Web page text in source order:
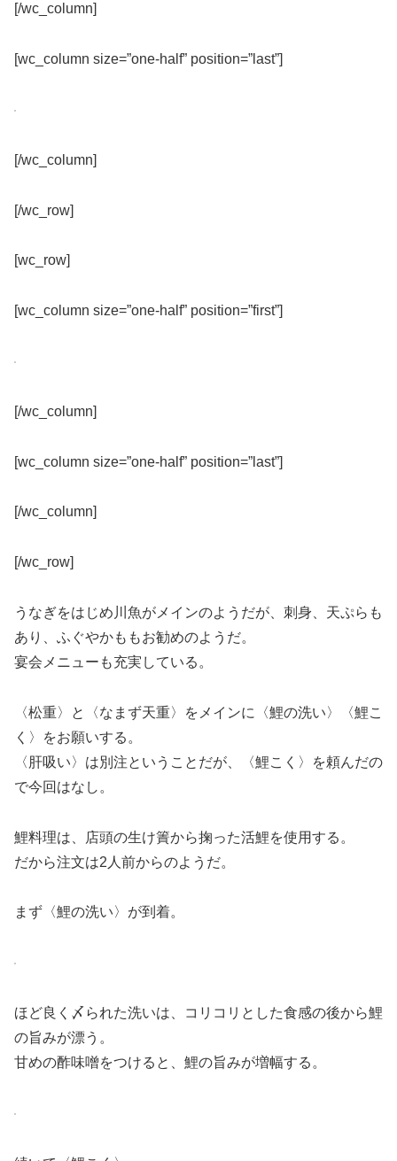
[/wc_column]
[wc_column size=”one-half” position=”last”]
[/wc_column]
[/wc_row]
[wc_row]
[wc_column size=”one-half” position=”first”]
[/wc_column]
[wc_column size=”one-half” position=”last”]
[/wc_column]
[/wc_row]
うなぎをはじめ川魚がメインのようだが、刺身、天ぷらも
あり、ふぐやかももお勧めのようだ。
宴会メニューも充実している。
〈松重〉と〈なまず天重〉をメインに〈鯉の洗い〉〈鯉こ
く〉をお願いする。
〈肝吸い〉は別注ということだが、〈鯉こく〉を頼んだの
で今回はなし。
鯉料理は、店頭の生け簀から掬った活鯉を使用する。
だから注文は2人前からのようだ。
まず〈鯉の洗い〉が到着。
ほど良く〆られた洗いは、コリコリとした食感の後から鯉
の旨みが漂う。
甘めの酢味噌をつけると、鯉の旨みが増幅する。